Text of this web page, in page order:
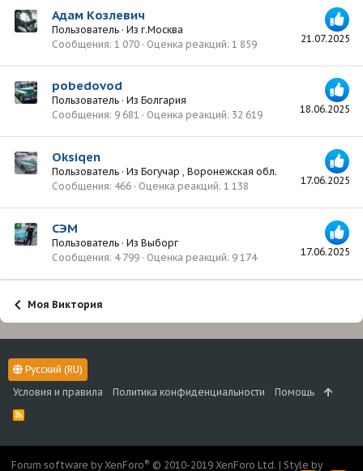
21.07.2025
Адам Козлевич
Пользователь · Из г.Москва
Сообщения 1 070 Оценка реакций 1 859
18.06.2025
pobedovod
Пользователь · Из Болгария
Сообщения 9 681 Оценка реакций 32 619
17.06.2025
Oksiqen
Пользователь · Из Богучар , Воронежская обл.
Сообщения 466 Оценка реакций 1 138
17.06.2025
СЭМ
Пользователь · Из Выборг
Сообщения 4 799 Оценка реакций 9 174
Моя Виктория
Русский (RU)
Условия и правила
Политика конфиденциальности Помощь
R
S
Forum software by XenForo® © 2010-2019 XenForo Ltd. | Style by